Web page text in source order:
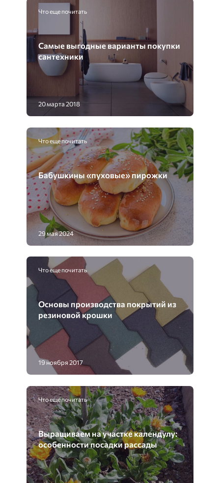
Что еще почитать
Самые выгодные варианты покупки
сантехники
20 марта 2018
Что еще почитать
Бабушкины «пуховые» пирожки
29 мая 2024
Что еще почитать
Основы производства покрытий из
резиновой крошки
19 ноября 2017
Что еще почитать
Выращиваем на участке календулу:
особенности посадки рассады